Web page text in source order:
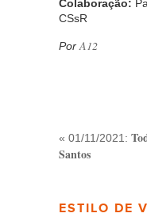
Colaboração:
CSsR
Por A12
« 01/11/2021:
Santos
ESTILO DE